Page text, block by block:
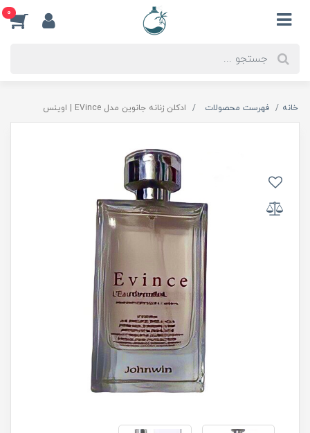
0
خانه فهرست محصولات ادكلن زنانه جانوين مدل EVince | اوينس